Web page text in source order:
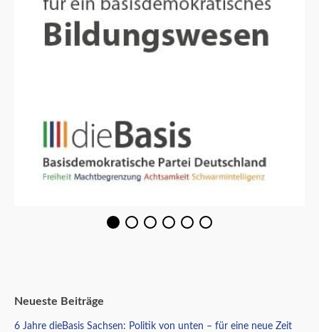
Neueste Beiträge
6 Jahre dieBasis Sachsen: Politik von unten – für eine neue Zeit